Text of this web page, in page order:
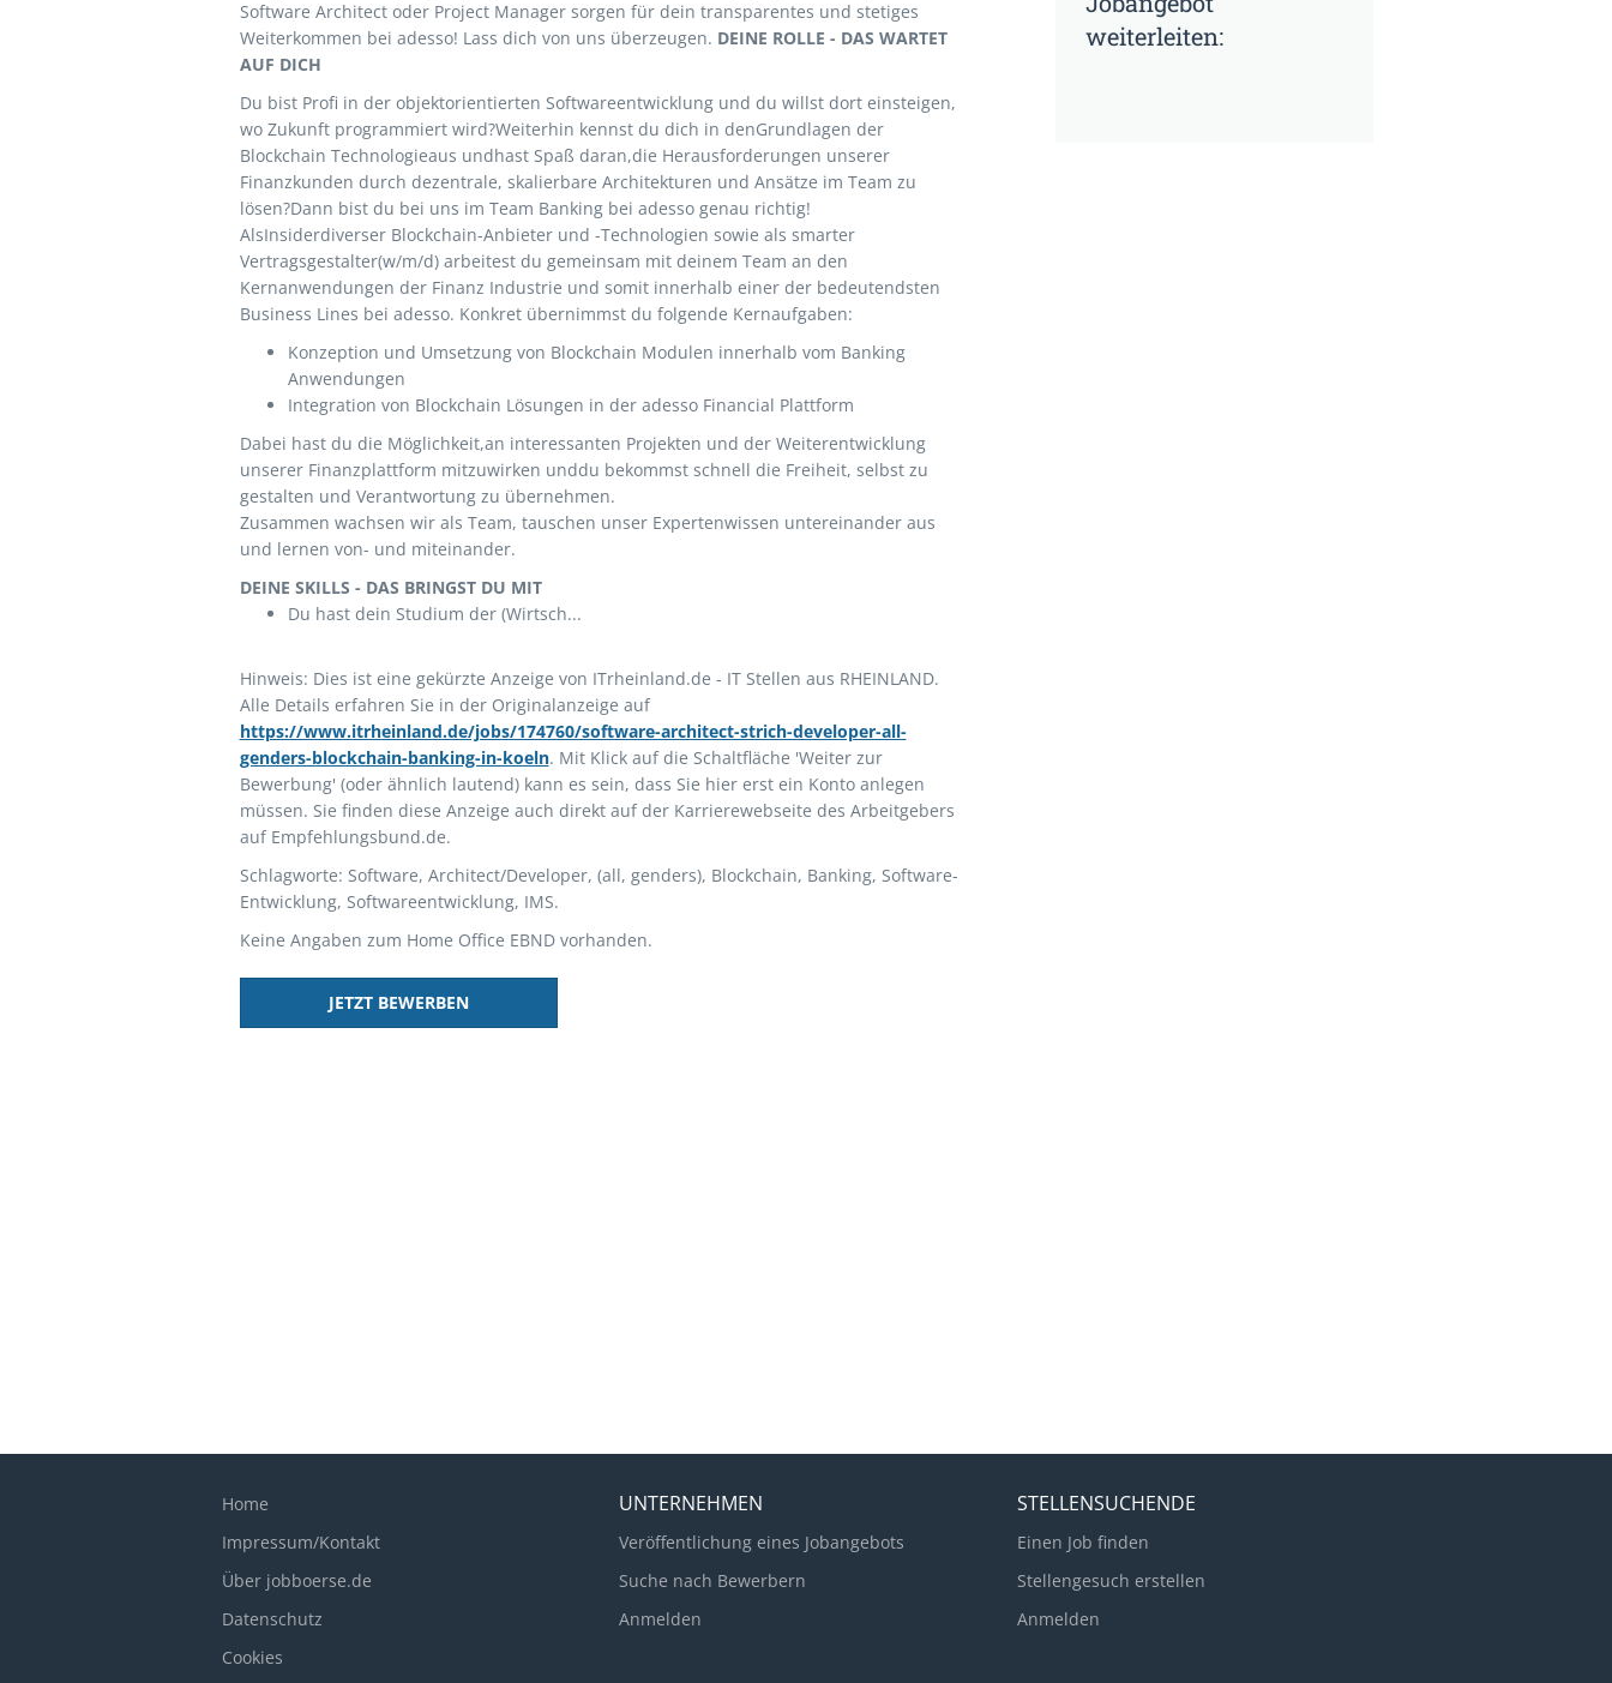
Software Architect oder Project Manager sorgen für dein transparentes und stetiges
Weiterkommen bei adesso! Lass dich von uns überzeugen. DEINE ROLLE - DAS WARTET
AUF DICH
Du bist Profi in der objektorientierten Softwareentwicklung und du willst dort einsteigen,
wo Zukunft programmiert wird?Weiterhin kennst du dich in denGrundlagen der
Blockchain Technologieaus undhast Spaß daran,die Herausforderungen unserer
Finanzkunden durch dezentrale, skalierbare Architekturen und Ansätze im Team zu
lösen?Dann bist du bei uns im Team Banking bei adesso genau richtig!
AlsInsiderdiverser Blockchain-Anbieter und -Technologien sowie als smarter
Vertragsgestalter(w/m/d) arbeitest du gemeinsam mit deinem Team an den
Kernanwendungen der Finanz Industrie und somit innerhalb einer der bedeutendsten
Business Lines bei adesso. Konkret übernimmst du folgende Kernaufgaben:
Konzeption und Umsetzung von Blockchain Modulen innerhalb vom Banking
Anwendungen
Integration von Blockchain Lösungen in der adesso Financial Plattform
Dabei hast du die Möglichkeit,an interessanten Projekten und der Weiterentwicklung
unserer Finanzplattform mitzuwirken unddu bekommst schnell die Freiheit, selbst zu
gestalten und Verantwortung zu übernehmen.
Zusammen wachsen wir als Team, tauschen unser Expertenwissen untereinander aus
und lernen von- und miteinander.
DEINE SKILLS - DAS BRINGST DU MIT
Du hast dein Studium der (Wirtsch...
Hinweis: Dies ist eine gekürzte Anzeige von ITrheinland.de - IT Stellen aus RHEINLAND.
Alle Details erfahren Sie in der Originalanzeige auf
https://www.itrheinland.de/jobs/174760/software-architect-strich-developer-all-
genders-blockchain-banking-in-koeln. Mit Klick auf die Schaltfläche 'Weiter zur
Bewerbung' (oder ähnlich lautend) kann es sein, dass Sie hier erst ein Konto anlegen
müssen. Sie finden diese Anzeige auch direkt auf der Karrierewebseite des Arbeitgebers
auf Empfehlungsbund.de.
Schlagworte: Software, Architect/Developer, (all, genders), Blockchain, Banking, Software-
Entwicklung, Softwareentwicklung, IMS.
Keine Angaben zum Home Office EBND vorhanden.
JETZT BEWERBEN
weiterleiten:
Home
Impressum/Kontakt
Über jobboerse.de
Datenschutz
Cookies
UNTERNEHMEN
Veröffentlichung eines Jobangebots
Suche nach Bewerbern
Anmelden
STELLENSUCHENDE
Einen Job finden
Stellengesuch erstellen
Anmelden